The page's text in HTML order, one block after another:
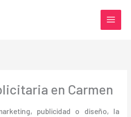
en Carmen
publicidad o diseño, la